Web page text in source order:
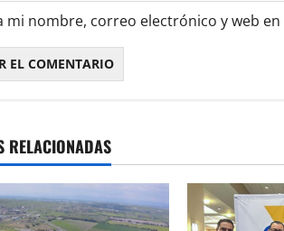
mi nombre, correo electrónico y web
RELACIONADAS